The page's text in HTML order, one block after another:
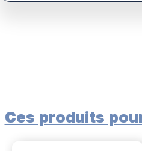
Ces produits